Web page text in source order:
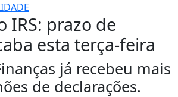
IRS: prazo de
esta terça-feira
já recebeu mais
de declarações.